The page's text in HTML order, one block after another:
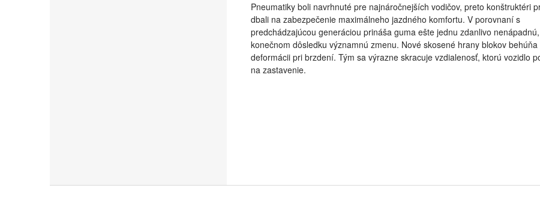
Pneumatiky boli navrhnuté pre najnáročnejších vodičov, preto konštruktéri
dbali na zabezpečenie maximálneho jazdného komfortu. V porovnaní s
predchádzajúcou generáciou prináša guma ešte jednu zdanlivo
konečnom dôsledku významnú zmenu. Nové skosené hrany blokov
deformácii pri brzdení. Tým sa výrazne skracuje vzdialenosť, ktorú vozidlo
na zastavenie.